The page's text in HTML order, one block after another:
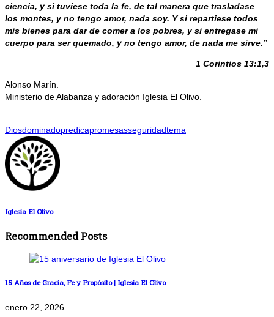
ciencia, y si tuviese toda la fe, de tal manera que trasladase
los montes, y no tengo amor, nada soy. Y si repartiese todos
mis bienes para dar de comer a los pobres, y si entregase mi
cuerpo para ser quemado, y no tengo amor, de nada me sirve.”
1 Corintios 13:1,3
Alonso Marín.
Ministerio de Alabanza y adoración Iglesia El Olivo.
Diosdominadopredicapromesasseguridadtema
Iglesia El Olivo
Recommended Posts
15 Años de Gracia, Fe y Propósito | Iglesia El Olivo
enero 22, 2026